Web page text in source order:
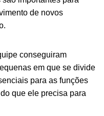
de novos
conseguiram
em que se divide
para as funções
que ele precisa para